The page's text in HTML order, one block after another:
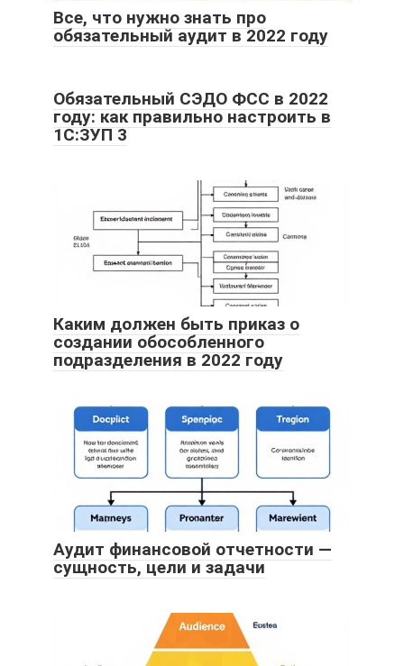
Все, что нужно знать про
обязательный аудит в 2022 году
Обязательный СЭДО ФСС в 2022
году: как правильно настроить в
1С:ЗУП 3
Каким должен быть приказ о
создании обособленного
подразделения в 2022 году
Аудит финансовой отчетности —
сущность, цели и задачи